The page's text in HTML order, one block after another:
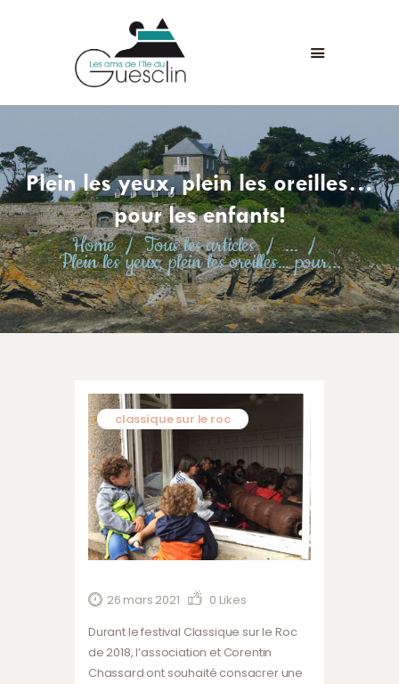
Plein les yeux, plein les oreilles…
pour les enfants!
Home
Tous les articles ...
Plein les yeux, plein les oreilles… pour...
LES AMIS DE L'ÎLE DU GUESCLIN
LE FORT ET L’ÎLE
ASSOCIATION
ADHÉSION
ANIMATIONS
ACTUALITÉS
CONTACT
classique sur le roc
26 mars 2021 0 Likes
Durant le festival Classique sur le Roc
de 2018, l’association et Corentin
Chassard ont souhaité consacrer une